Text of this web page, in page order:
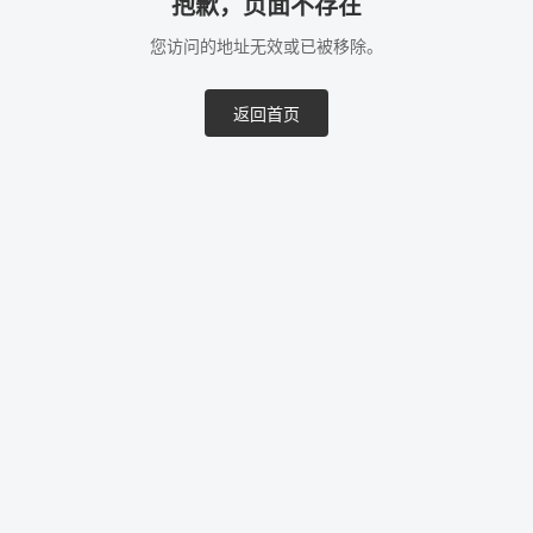
抱歉，页面不存在
您访问的地址无效或已被移除。
返回首页